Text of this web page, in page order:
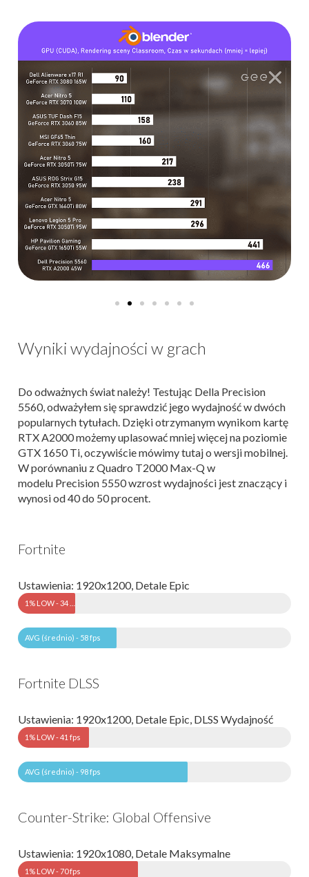
Wyniki wydajności w grach
Do odważnych świat należy! Testując Della Precision
5560, odważyłem się sprawdzić jego wydajność w dwóch
popularnych tytułach. Dzięki otrzymanym wynikom kartę
RTX A2000 możemy uplasować mniej więcej na poziomie
GTX 1650 Ti, oczywiście mówimy tutaj o wersji mobilnej.
W porównaniu zQuadro T2000Max-Q w
modelu Precision 5550 wzrost wydajności jest znaczący i
wynosi od 40 do 50 procent.
Fortnite
Ustawienia: 1920x1200, Detale Epic
AVG (średnio) - 58 fps
Fortnite DLSS
Ustawienia: 1920x1200, Detale Epic, DLSS Wydajność
1% LOW - 41 fps
AVG (średnio) - 98 fps
Counter-Strike: Global Offensive
Ustawienia: 1920x1080, Detale Maksymalne
1% LOW - 70 fps